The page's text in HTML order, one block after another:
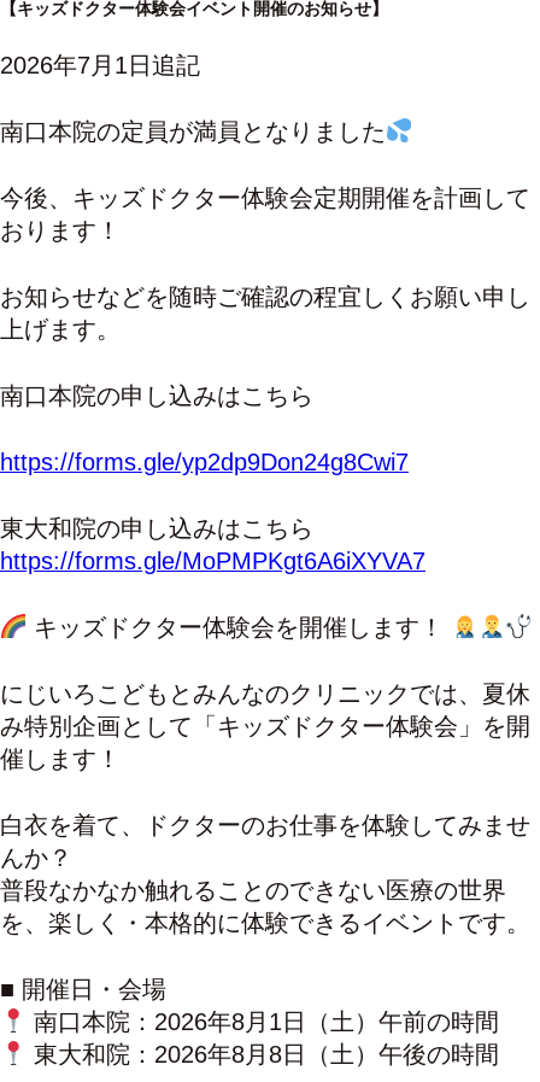
【キッズドクター体験会イベント開催のお知らせ】
2026年7月1日追記
南口本院の定員が満員となりました
今後、キッズドクター体験会定期開催を計画して
おります！
お知らせなどを随時ご確認の程宜しくお願い申し
上げます。
南口本院の申し込みはこちら
https://forms.gle/yp2dp9Don24g8Cwi7
東大和院の申し込みはこちら
https://forms.gle/MoPMPKgt6A6iXYVA7
キッズドクター体験会を開催します！
にじいろこどもとみんなのクリニックでは、夏休
み特別企画として「キッズドクター体験会」を開
催します！
白衣を着て、ドクターのお仕事を体験してみませ
んか？
普段なかなか触れることのできない医療の世界
を、楽しく・本格的に体験できるイベントです。
■ 開催日・会場
南口本院：2026年8月1日（土）午前の時間
東大和院：2026年8月8日（土）午後の時間